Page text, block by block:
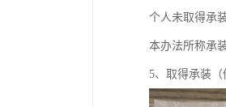
个人未取得承
本办法所称承
5、取得承装